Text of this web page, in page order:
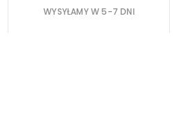
WYSYŁAMY W 5-7 DNI